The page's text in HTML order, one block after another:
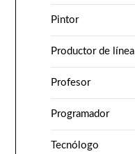
Pintor
Productor de línea
Profesor
Programador
Tecnólogo